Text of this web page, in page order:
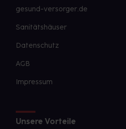
gesund-versorger.de
Sanitätshäuser
Datenschutz
AGB
Impressum
Unsere Vorteile